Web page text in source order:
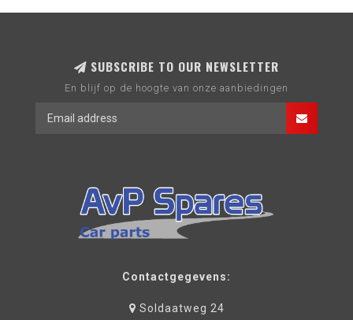
SUBSCRIBE TO OUR NEWSLETTER
En blijf op de hoogte van onze aanbiedingen
Contactgegevens:
Soldaatweg 24